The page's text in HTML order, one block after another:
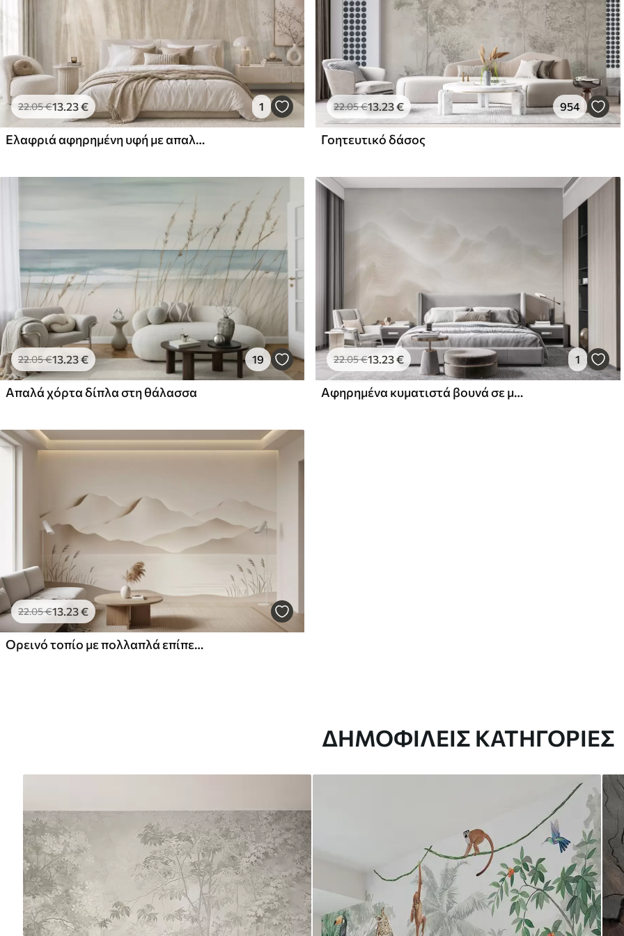
22.05€13.23€ 1
Ελαφριά αφηρημένη υφή με απαλές κάθετες μεταβάσεις σε κρεμ αποχρώσεις
22.05€13.23€ 954
Γοητευτικό δάσος
22.05€13 .23€ 19
Απαλά χόρτα δίπλα στη θάλασσα
22.05€13 .23€ 1
Αφηρημένα κυματιστά βουνά σε μπεζ αποχρώσεις, σε μινιμαλιστικό στυλ
22.05€13.23€
Ορεινό τοπίο με πολλαπλά επίπεδα πάνω από μια γαλήνια λίμνη, σε ζεστή μπεζ παλέτα
ΔΗΜΟΦΙΛΕΊΣ ΚΑΤΗΓΟΡΊΕΣ